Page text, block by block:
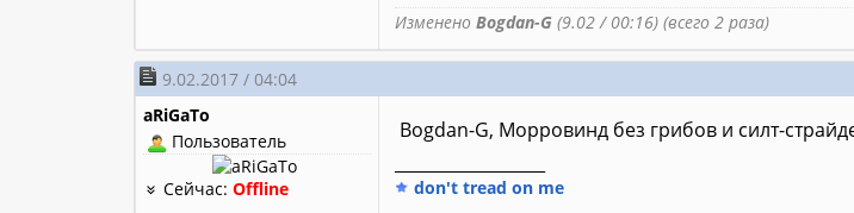
Изменено Bogdan-G (9.02 / 00:16) (всего 2 раза)
9.02.2017 / 04:04
aRiGaTo
Пользователь
Сейчас:Offline
Bogdan-G, Морровинд без грибов и силт-
don't tread on me